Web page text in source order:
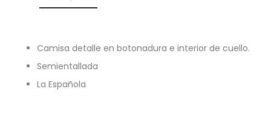
Camisa detalle en botonadura e interior de cuello.
Semientallada
La Española